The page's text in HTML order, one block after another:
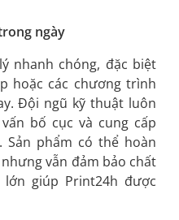
ngày
nhanh chóng, đặc biệt
hoặc các chương trình
Đội ngũ kỹ thuật luôn
bố cục và cung cấp
phẩm có thể hoàn
vẫn đảm bảo chất
giúp Print24h được